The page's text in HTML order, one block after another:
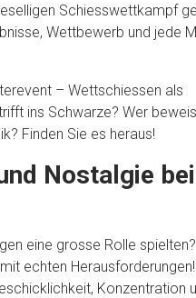
Schiesswettkampf
Wettbewerb und jede
– Wettschiessen als
ins Schwarze? Wer
Finden Sie es heraus!
Nostalgie
eine grosse Rolle
echten Herausforderungen!
Konzentration